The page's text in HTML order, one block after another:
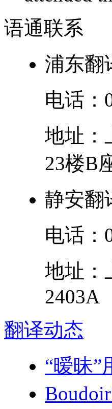
语通联系
浦东翻
电话：
地址：
23楼B
静安翻
电话：
地址：
2403A
翻译动态
“暧昧”